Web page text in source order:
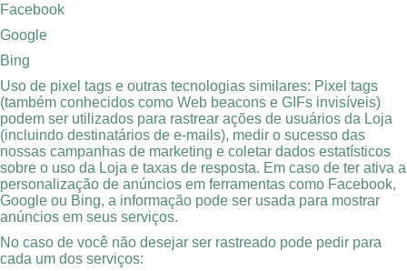
Facebook
Google
Bing
Uso de pixel tags e outras tecnologias similares: Pixel tags
(também conhecidos como Web beacons e GIFs invisíveis)
podem ser utilizados para rastrear ações de usuários da Loja
(incluindo destinatários de e-mails), medir o sucesso das
nossas campanhas de marketing e coletar dados estatísticos
sobre o uso da Loja e taxas de resposta. Em caso de ter ativa a
personalização de anúncios em ferramentas como Facebook,
Google ou Bing, a informação pode ser usada para mostrar
anúncios em seus serviços.
No caso de você não desejar ser rastreado pode pedir para
cada um dos serviços: